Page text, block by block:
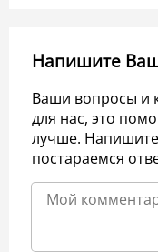
Напишите
Ваши вопросы и
для нас, это
лучше.
постараемся